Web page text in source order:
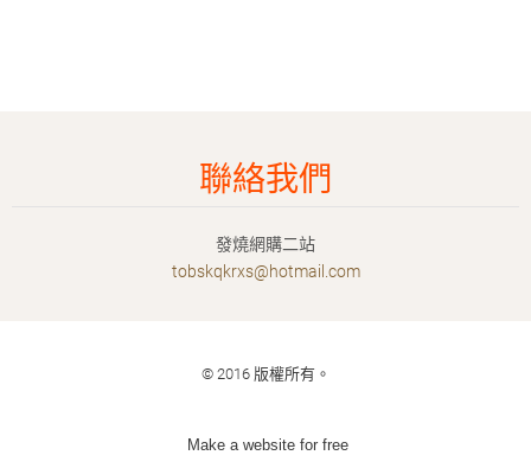
聯絡我們
發燒網購二站
tobskqkrxs@hotmail.com
© 2016 版權所有。
Make a website for free